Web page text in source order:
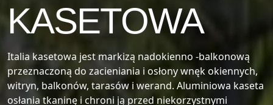
Ogród zimowy na tarasie
Ogród zimowy przy domu
Ogród zimowy wolnostojący
Zabudowa Tarasu >
Daszki na taras
Oranżeria na tarasie
Konstrukcje tarasowe
Zabudowa Balkonu
Zadaszenie Basenu
Markizy Ogrodowe
Markizy Tarasowe
Tkaniny Markizowe
Systemy Osłonowe >
KONTAKT
BLOG
KASETOWA
Italia kasetowa jest markizą nadokienno -balkonową
przeznaczoną do zacieniania i osłony wnęk okiennych,
witryn, balkonów, tarasów i werand. Aluminiowa kaseta
osłania tkaninę i chroni ją przed niekorzystnymi